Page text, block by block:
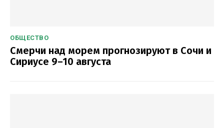
ОБЩЕСТВО
Смерчи над морем прогнозируют в Сочи и
Сириусе 9–10 августа